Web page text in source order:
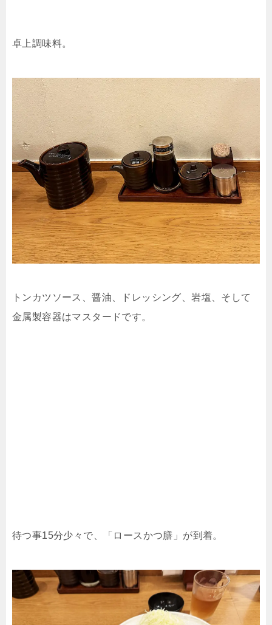
卓上調味料。
トンカツソース、醤油、ドレッシング、岩塩、そして
金属製容器はマスタードです。
待つ事15分少々で、「ロースかつ膳」が到着。